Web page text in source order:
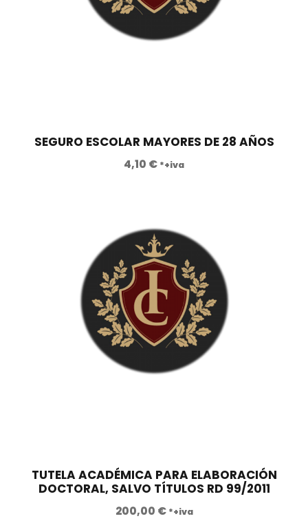
SEGURO ESCOLAR MAYORES DE 28 AÑOS
4,10 € *+iva
TUTELA ACADÉMICA PARA ELABORACIÓN
DOCTORAL, SALVO TÍTULOS RD 99/2011
200,00 € *+iva